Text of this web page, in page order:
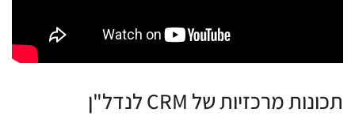
תכונות מרכזיות של CRM לנדל"ן